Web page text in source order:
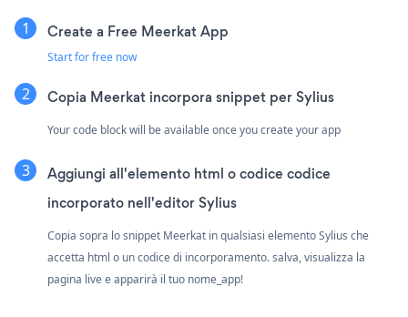
Create a Free Meerkat App
Start for free now
Copia Meerkat incorpora snippet per Sylius
Your code block will be available once you create your app
Aggiungi all'elemento html o codice codice
incorporato nell'editor Sylius
Copia sopra lo snippet Meerkat in qualsiasi elemento Sylius che
accetta html o un codice di incorporamento. salva, visualizza la
pagina live e apparirà il tuo nome_app!